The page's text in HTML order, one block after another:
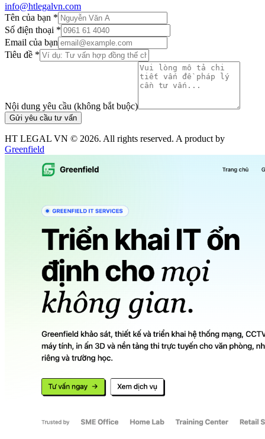
info@htlegalvn.com
Tên của bạn *
Số điện thoại *
Email của bạn
Tiêu đề *
Nội dung yêu cầu (không bắt buộc)
Gửi yêu cầu tư vấn
HT LEGAL VN © 2026. All rights reserved. A product by
Greenfield